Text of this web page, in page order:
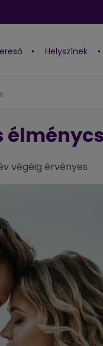
• Helyszínek •
végéig érvényes